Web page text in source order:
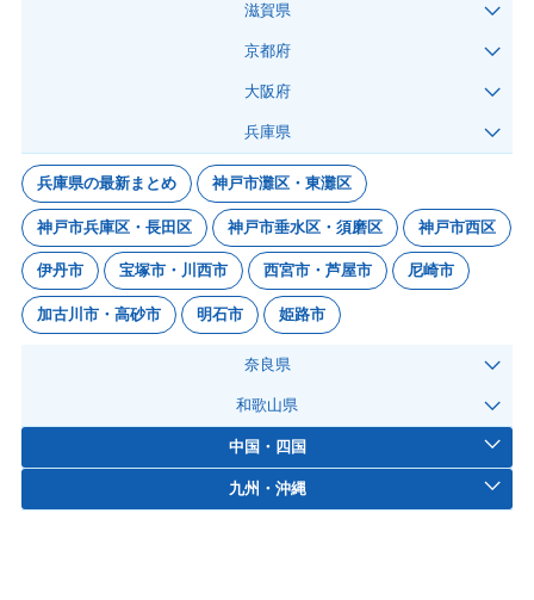
滋賀県
京都府
大阪府
兵庫県
兵庫県の最新まとめ 神戸市灘区・東灘区
神戸市兵庫区・長田区 神戸市垂水区・須磨区 神戸市西区
伊丹市 宝塚市・川西市 西宮市・芦屋市 尼崎市
加古川市・高砂市 明石市 姫路市
奈良県
和歌山県
中国・四国
九州・沖縄